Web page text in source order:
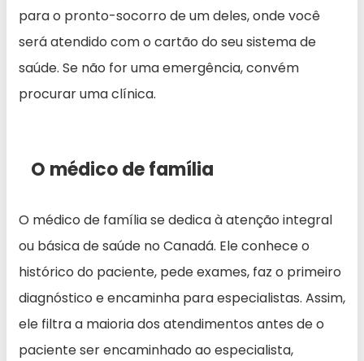
para o pronto-socorro de um deles, onde você
será atendido com o cartão do seu sistema de
saúde. Se não for uma emergência, convém
procurar uma clínica.
O médico de família
O médico de família se dedica à atenção integral
ou básica de saúde no Canadá. Ele conhece o
histórico do paciente, pede exames, faz o primeiro
diagnóstico e encaminha para especialistas. Assim,
ele filtra a maioria dos atendimentos antes de o
paciente ser encaminhado ao especialista,